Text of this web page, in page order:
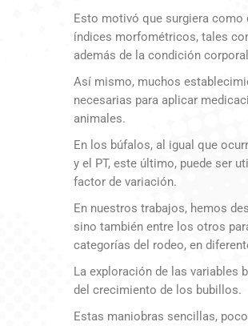
Esto motivó que surgiera
índices morfométricos, tales
además de la condición
Así mismo, muchos
necesarias para aplicar
animales.
En los búfalos, al igual que
y el PT, este último, puede ser
factor de variación.
En nuestros trabajos, hemos
sino también entre los otros
categorías del rodeo, en
La exploración de las variables
del crecimiento de los bubillos.
Estas maniobras sencillas,